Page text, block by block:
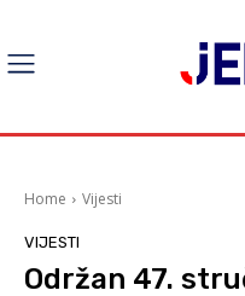
Home Vijesti
VIJESTI
Održan 47.